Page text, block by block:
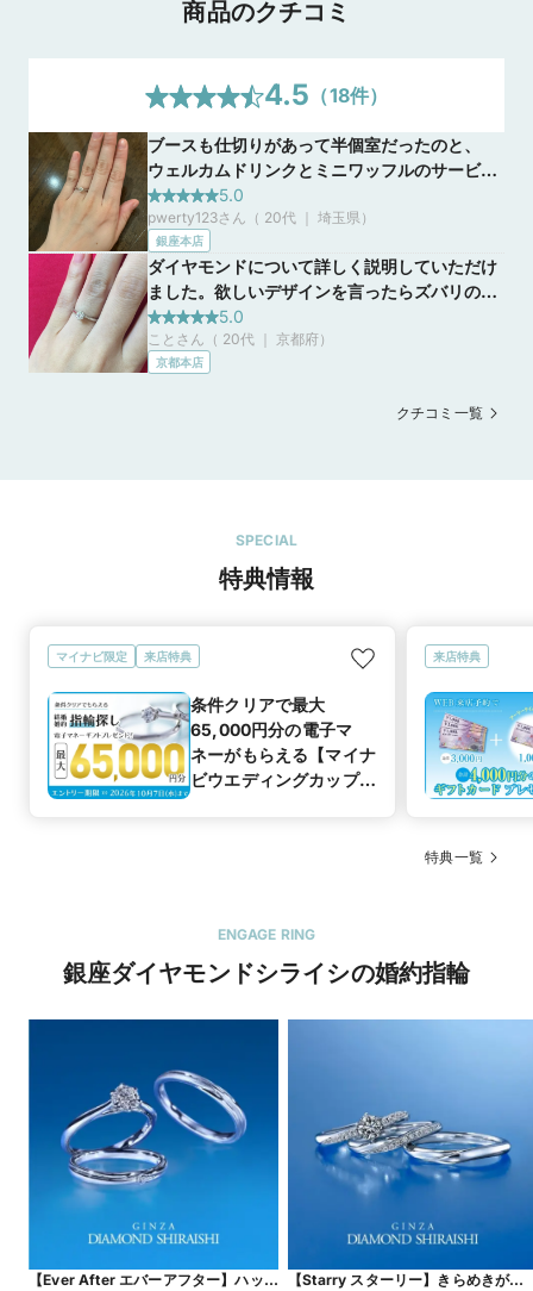
商品のクチコミ
4.5 （18件）
ブースも仕切りがあって半個室だったのと、
ウェルカムドリンクとミニワッフルのサービス
もあっておもてなしがとても丁寧だなと感じま
した。ダイヤの4Cについても一からすごく詳し
く説明させてもらい、何よりもダイヤモンド自
体の輝きが他に行ったブランドさんよりもすご
く輝いて見えました。ダイヤの品質が高いのが
おすすめです。
5.0
pwerty123さん（ 20代 ｜ 埼玉県）
銀座本店
ダイヤモンドについて詳しく説明していただけ
ました。欲しいデザインを言ったらズバリの指
輪をもってきてもらえて、安心感がありまし
た。たくさんのダイヤから選べたので、予算、
カラットなど総合判断で決定できました。
5.0
ことさん（ 20代 ｜ 京都府）
京都本店
クチコミ一覧
SPECIAL
特典情報
マイナビ限定 来店特典
条件クリアで最大
65,000円分の電子マ
ネーがもらえる【マイナ
ビウエディングカップル
来店特典
特典一覧
ENGAGE RING
銀座ダイヤモンドシライシの婚約指輪
【Ever After エバーアフター】ハッ
【Starry スターリー】きらめきがひ